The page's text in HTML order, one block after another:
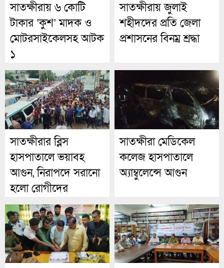
সাতক্ষীরায় ৬ কোটি
টাকার ‘কুশ’ মাদক ও
মোটরসাইকেলসহ আটক
১
সাতক্ষীরায় জুলাই
শহীদদের প্রতি জেলা
প্রশাসনের বিনম্র শ্রদ্ধা
সাতক্ষীরার ব্লিস
হাসপাতালে ভয়াবহ
আগুন, নিরাপদে সরানো
হলো রোগীদের
সাতক্ষীরা মেডিকেল
কলেজ হাসপাতালে
অ্যাম্বুলেন্সে আগুন